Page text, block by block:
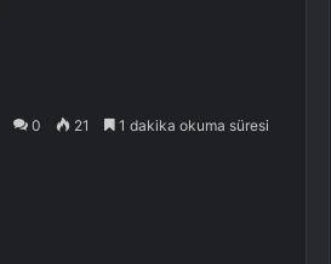
0 21 1 dakika okuma süresi